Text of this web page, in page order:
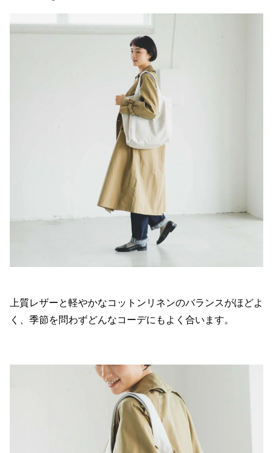
上質レザーと軽やかなコットンリネンのバランスがほどよ
く、季節を問わずどんなコーデにもよく合います。